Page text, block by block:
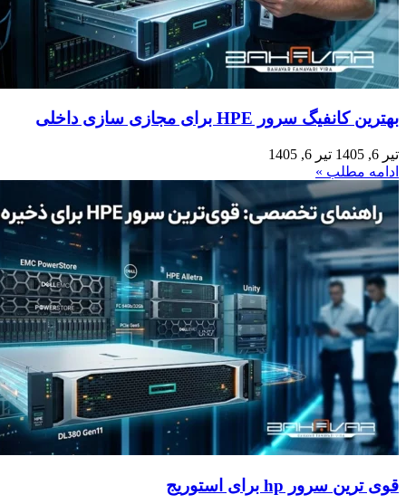
بهترین کانفیگ‌ سرور HPE برای مجازی‌ سازی داخلی
تیر 6, 1405
تیر 6, 1405
ادامه مطلب »
قوی‌ ترین سرور hp برای استوریج